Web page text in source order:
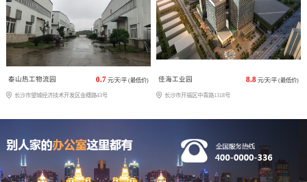
泰山热工物流园 0.7 元/天/平 (最低价)
长沙市望城经济技术开发区金穗路43号
佳海工业园 8.8 元/天/平 (最低价)
长沙市开福区中青路1318号